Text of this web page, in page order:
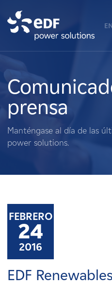
Sobre nosotros
Qué hacemos
Terratenientes
Carreras
Noticias
Contacte con
EN
prensa
Manténgase al día de las
power solutions.
FEBRERO
24
2016
EDF